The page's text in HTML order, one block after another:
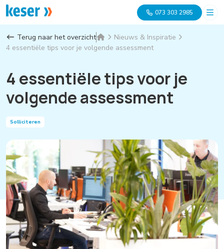
073 303 2985
Terug naar het overzicht
Nieuws & Inspiratie
4 essentiële tips voor je volgende assessment
4 essentiële tips voor je
volgende assessment
Solliciteren